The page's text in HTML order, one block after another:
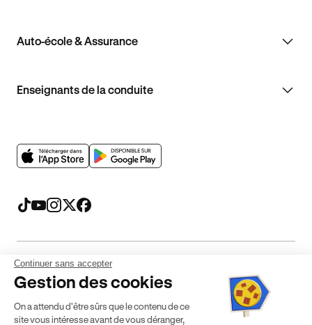
Auto-école & Assurance
Enseignants de la conduite
Mentions légales CGV CGU Politique de confidentialité
* Détail des conditions de nos offres
Continuer sans accepter
Gestion des cookies
On a attendu d'être sûrs que le contenu de ce
site vous intéresse avant de vous déranger,